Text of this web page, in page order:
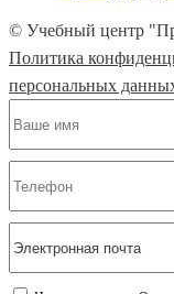
© Учебный центр
Политика
персональных